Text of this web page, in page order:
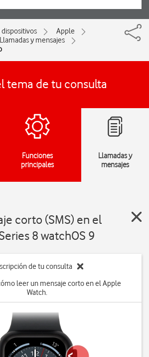
dispositivos
Apple
Llamadas y mensajes
tema de tu consulta
Funciones
principales
Llamadas y
mensajes
corto (SMS) en el
8 watchOS 9
de tu consulta
leer un mensaje corto en el Apple
Watch.